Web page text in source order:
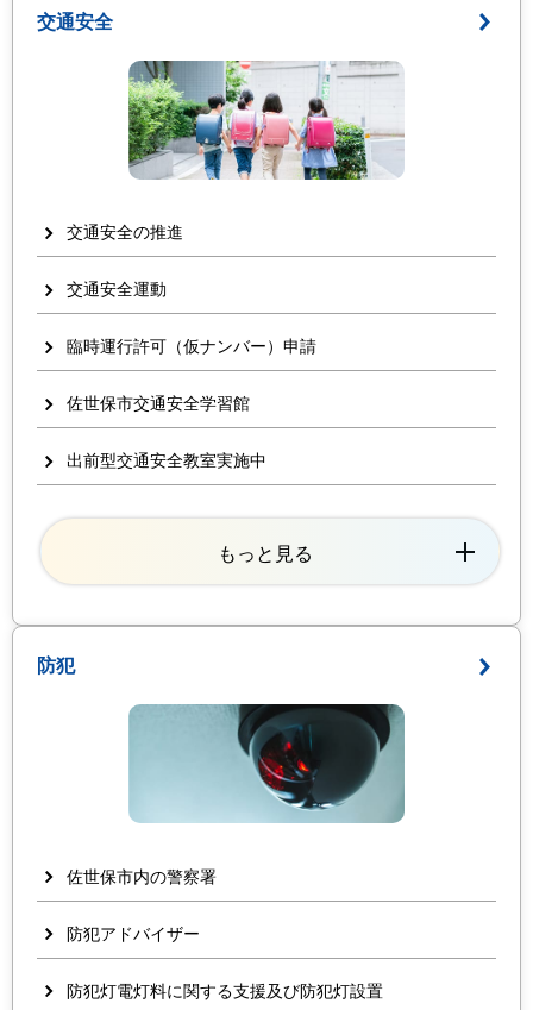
交通安全
交通安全の推進
交通安全運動
臨時運行許可（仮ナンバー）申請
佐世保市交通安全学習館
出前型交通安全教室実施中
もっと見る
防犯
佐世保市内の警察署
防犯アドバイザー
防犯灯電灯料に関する支援及び防犯灯設置